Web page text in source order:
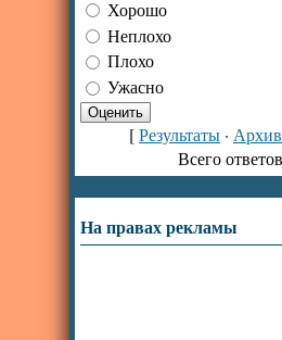
Хорошо
Неплохо
Плохо
Ужасно
[Результаты ·
Всего
На правах рекламы